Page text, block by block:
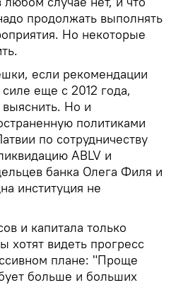
продолжать выполнять
Но некоторые
если рекомендации
еще с 2012 года,
выяснить. Но и
политиками
по сотрудничеству
ABLV и
банка Олега Филя и
институция не
и капитала только
хотят видеть прогресс
плане: "Проще
больше и больших